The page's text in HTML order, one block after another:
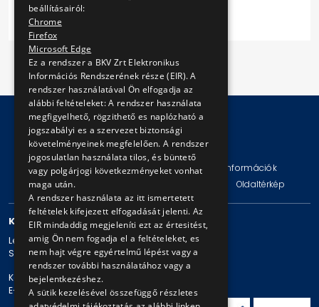
© Copyright 2026 BKV Zrt.
Impresszum Jogi nyilatkozat
Technikai információk
Adatvédelmi politika és tájékoztatások
Oldaltérkép
KAPCSOLAT
Levelezési cím: 1980 Budapest, Pf. 11.
Székhely: 1980 Budapest, Akácfa u. 15.
Központi telefonszám: + 36 1 461-65-00
E-mail cím: bkv@bkv.hu
beállításairól:
Chrome
Firefox
Microsoft Edge
Ez a rendszer a BKV Zrt Elektronikus
Információs Rendszerének része (EIR). A
rendszer használatával Ön elfogadja az
alábbi feltételeket: A rendszer használata
megfigyelhető, rögzithető es naplózható a
jogszabályi es a szervezet biztonsági
követelményeinek megfelelően. A rendszer
jogosulatlan használata tilos, és büntető
vagy polgárjogi következményeket vonhat
maga után.
A rendszer használata az itt ismertetett
feltételek kifejezett elfogadását jelenti. Az
EIR mindaddig megjeleníti ezt az értesitést,
amig Ön nem fogadja el a feltételeket, es
nem hajt végre egyértelmű lépést vagy a
rendszer további használatához vagy a
bejelentkezéshez.
A sütik kezelésével összefüggő részletes